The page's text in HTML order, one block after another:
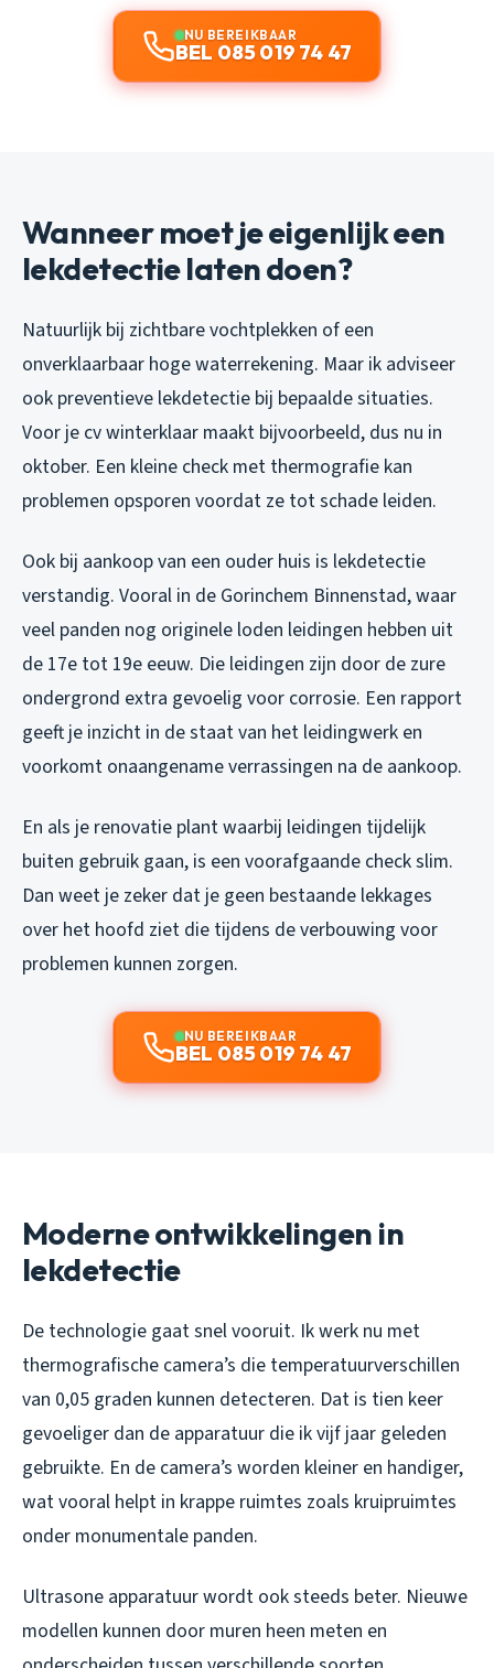
NU BEREIKBAAR
BEL 085 019 74 47
Wanneer moet je eigenlijk een
lekdetectie laten doen?
Natuurlijk bij zichtbare vochtplekken of een
onverklaarbaar hoge waterrekening. Maar ik adviseer
ook preventieve lekdetectie bij bepaalde situaties.
Voor je cv winterklaar maakt bijvoorbeeld, dus nu in
oktober. Een kleine check met thermografie kan
problemen opsporen voordat ze tot schade leiden.
Ook bij aankoop van een ouder huis is lekdetectie
verstandig. Vooral in de Gorinchem Binnenstad, waar
veel panden nog originele loden leidingen hebben uit
de 17e tot 19e eeuw. Die leidingen zijn door de zure
ondergrond extra gevoelig voor corrosie. Een rapport
geeft je inzicht in de staat van het leidingwerk en
voorkomt onaangename verrassingen na de aankoop.
En als je renovatie plant waarbij leidingen tijdelijk
buiten gebruik gaan, is een voorafgaande check slim.
Dan weet je zeker dat je geen bestaande lekkages
over het hoofd ziet die tijdens de verbouwing voor
problemen kunnen zorgen.
NU BEREIKBAAR
BEL 085 019 74 47
Moderne ontwikkelingen in
lekdetectie
De technologie gaat snel vooruit. Ik werk nu met
thermografische camera’s die temperatuurverschillen
van 0,05 graden kunnen detecteren. Dat is tien keer
gevoeliger dan de apparatuur die ik vijf jaar geleden
gebruikte. En de camera’s worden kleiner en handiger,
wat vooral helpt in krappe ruimtes zoals kruipruimtes
onder monumentale panden.
Ultrasone apparatuur wordt ook steeds beter. Nieuwe
modellen kunnen door muren heen meten en